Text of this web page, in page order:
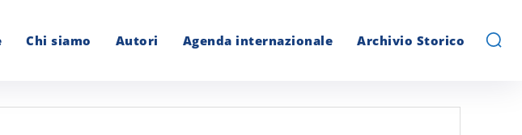
Chi siamo Autori Agenda internazionale Archivio Storico